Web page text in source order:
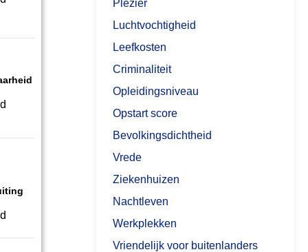
Plezier
Luchtvochtigheid
Leefkosten
Criminaliteit
Opleidingsniveau
Opstart score
Bevolkingsdichtheid
Vrede
Ziekenhuizen
Nachtleven
Werkplekken
Vriendelijk voor buitenlanders